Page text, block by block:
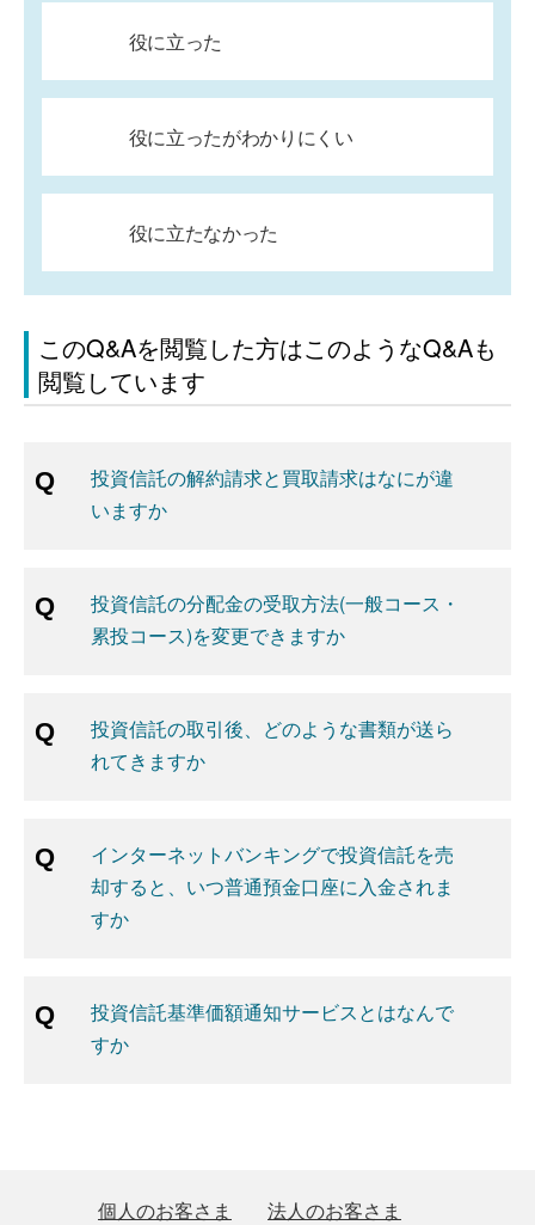
役に立った
役に立ったがわかりにくい
役に立たなかった
このQ&Aを閲覧した方はこのようなQ&Aも
閲覧しています
投資信託の解約請求と買取請求はなにが違
いますか
投資信託の分配金の受取方法(一般コース・
累投コース)を変更できますか
投資信託の取引後、どのような書類が送ら
れてきますか
インターネットバンキングで投資信託を売
却すると、いつ普通預金口座に入金されま
すか
投資信託基準価額通知サービスとはなんで
すか
個人のお客さま
法人のお客さま